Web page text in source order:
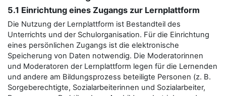
5.1 Einrichtung eines Zugangs zur Lernplattform
Die Nutzung der Lernplattform ist Bestandteil des
Unterrichts und der Schulorganisation. Für die Einrichtung
eines persönlichen Zugangs ist die elektronische
Speicherung von Daten notwendig. Die Moderatorinnen
und Moderatoren der Lernplattform legen für die Lernenden
und andere am Bildungsprozess beteiligte Personen (z. B.
Sorgeberechtigte, Sozialarbeiterinnen und Sozialarbeiter,